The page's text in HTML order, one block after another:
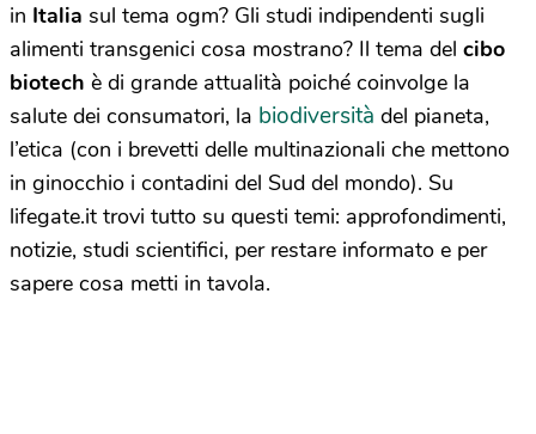
in Italia sul tema ogm? Gli studi indipendenti sugli
alimenti transgenici cosa mostrano? Il tema del cibo
biotech è di grande attualità poiché coinvolge la
salute dei consumatori, la biodiversità del pianeta,
l’etica (con i brevetti delle multinazionali che mettono
in ginocchio i contadini del Sud del mondo). Su
lifegate.it trovi tutto su questi temi: approfondimenti,
notizie, studi scientifici, per restare informato e per
sapere cosa metti in tavola.